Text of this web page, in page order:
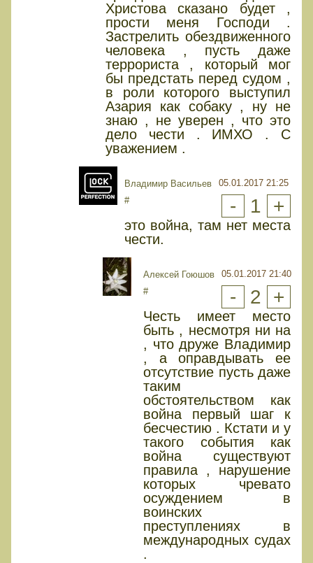
Христова сказано будет ,
прости меня Господи .
Застрелить обездвиженного
человека , пусть даже
террориста , который мог
бы предстать перед судом ,
в роли которого выступил
Азария как собаку , ну не
знаю , не уверен , что это
дело чести . ИМХО . С
уважением .
Владимир Васильев
05.01.2017 21:25
#
- 1 +
это война, там нет места
чести.
Алексей Гоюшов
05.01.2017 21:40
#
- 2 +
Честь имеет место
быть , несмотря ни на
, что друже Владимир
, а оправдывать ее
отсутствие пусть даже
таким
обстоятельством как
война первый шаг к
бесчестию . Кстати и у
такого события как
война существуют
правила , нарушение
которых чревато
осуждением в
воинских
преступлениях в
международных судах
.